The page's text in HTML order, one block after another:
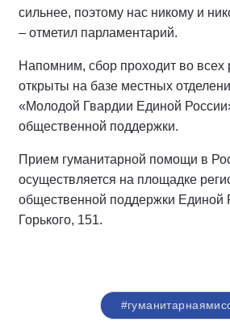
сильнее, поэтому нас никому и
– отметил парламентарий.
Напомним, сбор проходит во всех
открыты на базе местных
«Молодой Гвардии Единой
общественной поддержки.
Прием гуманитарной помощи в
осуществляется на площадке
общественной поддержки Единой
Горького, 151.